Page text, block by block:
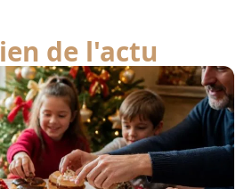
de l'actu